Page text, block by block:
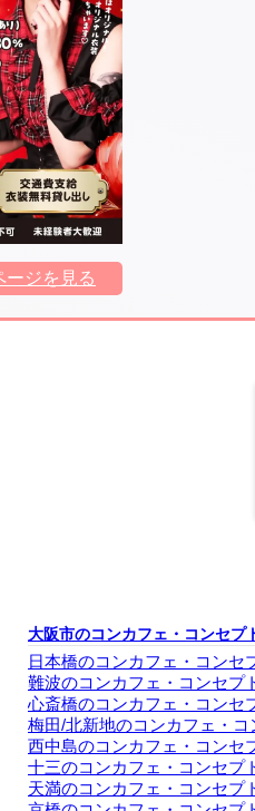
ージを見る
大阪市のコンカフェ・コンセプ
日本橋のコンカフェ・コンセ
難波のコンカフェ・コンセプ
心斎橋のコンカフェ・コンセ
梅田/北新地のコンカフェ・コ
西中島のコンカフェ・コンセ
十三のコンカフェ・コンセプ
天満のコンカフェ・コンセプ